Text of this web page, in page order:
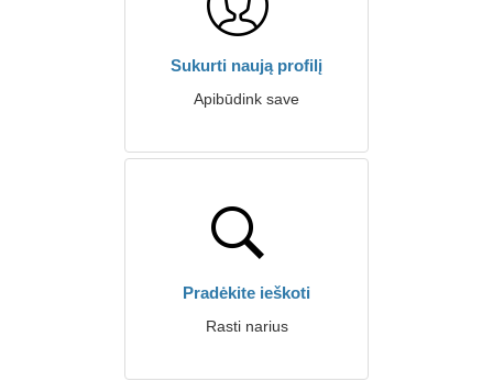
Sukurti naują profilį
Apibūdink save
Pradėkite ieškoti
Rasti narius